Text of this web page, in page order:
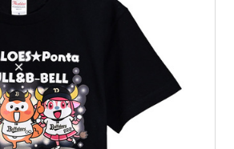
ラボグッズ
ステ
限定販売 キー
達におすすめ オリ